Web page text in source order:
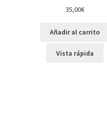
35,00€
Añadir al carrito
Vista rápida